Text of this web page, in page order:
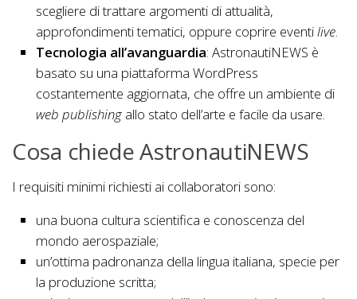
scegliere di trattare argomenti di attualità,
approfondimenti tematici, oppure coprire eventilive.
Tecnologia all’avanguardia: AstronautiNEWS è
basato su una piattaforma WordPress
costantemente aggiornata, che offre un ambiente di
web publishing allo stato dell’arte e facile da usare.
Cosa chiede AstronautiNEWS
I requisiti minimi richiesti ai collaboratori sono:
una buona cultura scientifica e conoscenza del
mondo aerospaziale;
un’ottima padronanza della lingua italiana, specie per
la produzione scritta;